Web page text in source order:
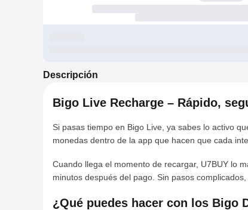
Descripción
Bigo Live Recharge – Rápido,
Si pasas tiempo en Bigo Live, ya sabes lo activo
monedas dentro de la app que hacen que cada
Cuando llega el momento de recargar, U7BUY lo
minutos después del pago. Sin pasos
¿Qué puedes hacer con los Bigo